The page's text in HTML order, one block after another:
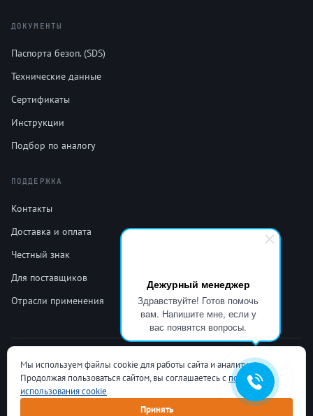
Дежурный менеджер
Здравствуйте! Готов помочь
вам. Напишите мне, если у
вас появятся вопросы.
ДОКУМЕНТЫ
Паспорта безоп. (SDS)
Технические данные
Сертификаты
Инструкции
Подбор по аналогу
ПОДДЕРЖКА
Контакты
Доставка и оплата
Честный знак
Для поставщиков
Отрасли применения
+7(499)213-21-45info@koiper.ruПн–Пт: 10.00 – 17.00
Условия продажиКонфиденциальность Обработка ПДн CookieКарта сайта
© 2026 ООО «Койпер Технологии». Все права защищены. «Койпер»® —
зарегистрированный товарный знак (свидетельство Роспатента №
Мы используем файлы cookie для работы сайта и аналитики.
Продолжая пользоваться сайтом, вы соглашаетесь с политикой
использования cookie.
Принять